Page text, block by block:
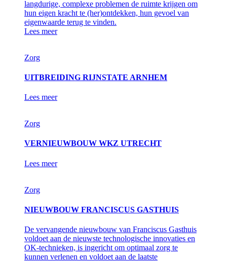
langdurige, complexe problemen de ruimte krijgen om
hun eigen kracht te (her)ontdekken, hun gevoel van
eigenwaarde terug te vinden.
Lees meer
Zorg
UITBREIDING RIJNSTATE ARNHEM
Lees meer
Zorg
VERNIEUWBOUW WKZ UTRECHT
Lees meer
Zorg
NIEUWBOUW FRANCISCUS GASTHUIS
De vervangende nieuwbouw van Franciscus Gasthuis
voldoet aan de nieuwste technologische innovaties en
OK-technieken, is ingericht om optimaal zorg te
kunnen verlenen en voldoet aan de laatste